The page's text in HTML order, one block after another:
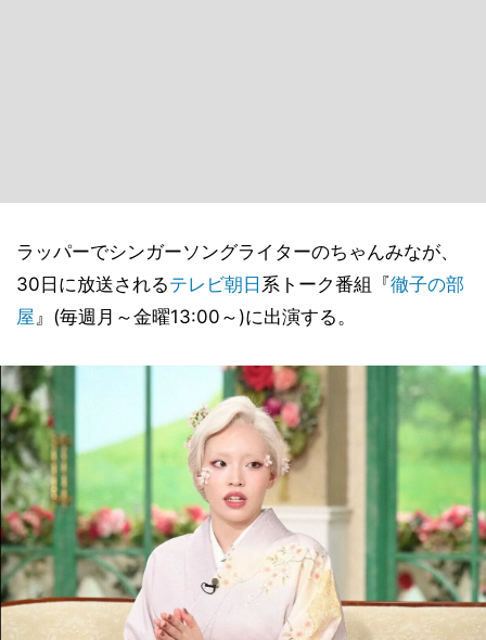
ラッパーでシンガーソングライターのちゃんみなが、
30日に放送されるテレビ朝日 系トーク番組『徹子の部
屋』(毎週月～金曜13:00～)に出演する。